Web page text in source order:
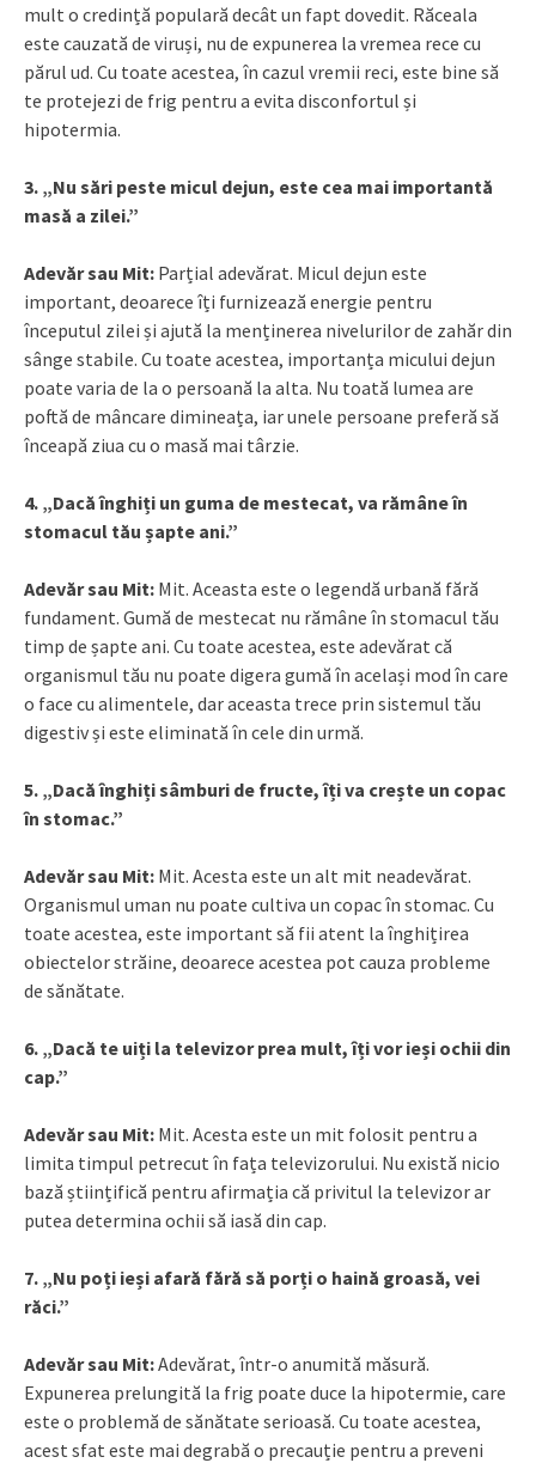
mult o credință populară decât un fapt dovedit. Răceala
este cauzată de viruși, nu de expunerea la vremea rece cu
părul ud. Cu toate acestea, în cazul vremii reci, este bine să
te protejezi de frig pentru a evita disconfortul și
hipotermia.
3. „Nu sări peste micul dejun, este cea mai importantă
masă a zilei.”
Adevăr sau Mit: Parțial adevărat. Micul dejun este
important, deoarece îți furnizează energie pentru
începutul zilei și ajută la menținerea nivelurilor de zahăr din
sânge stabile. Cu toate acestea, importanța micului dejun
poate varia de la o persoană la alta. Nu toată lumea are
poftă de mâncare dimineața, iar unele persoane preferă să
înceapă ziua cu o masă mai târzie.
4. „Dacă înghiți un guma de mestecat, va rămâne în
stomacul tău șapte ani.”
Adevăr sau Mit: Mit. Aceasta este o legendă urbană fără
fundament. Gumă de mestecat nu rămâne în stomacul tău
timp de șapte ani. Cu toate acestea, este adevărat că
organismul tău nu poate digera gumă în același mod în care
o face cu alimentele, dar aceasta trece prin sistemul tău
digestiv și este eliminată în cele din urmă.
5. „Dacă înghiți sâmburi de fructe, îți va crește un copac
în stomac.”
Adevăr sau Mit: Mit. Acesta este un alt mit neadevărat.
Organismul uman nu poate cultiva un copac în stomac. Cu
toate acestea, este important să fii atent la înghițirea
obiectelor străine, deoarece acestea pot cauza probleme
de sănătate.
6. „Dacă te uiți la televizor prea mult, îți vor ieși ochii din
cap.”
Adevăr sau Mit: Mit. Acesta este un mit folosit pentru a
limita timpul petrecut în fața televizorului. Nu există nicio
bază științifică pentru afirmația că privitul la televizor ar
putea determina ochii să iasă din cap.
7. „Nu poți ieși afară fără să porți o haină groasă, vei
răci.”
Adevăr sau Mit:Adevărat, într-o anumită măsură.
Expunerea prelungită la frig poate duce la hipotermie, care
este o problemă de sănătate serioasă. Cu toate acestea,
acest sfat este mai degrabă o precauție pentru a preveni